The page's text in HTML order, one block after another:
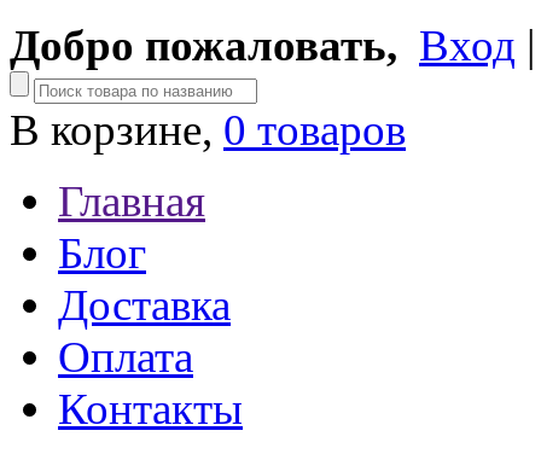
Добро пожаловать, Вход
В корзине, 0 товаров
Главная
Блог
Доставка
Оплата
Контакты